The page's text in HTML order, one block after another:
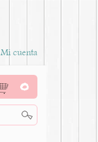
Mi cuenta
0